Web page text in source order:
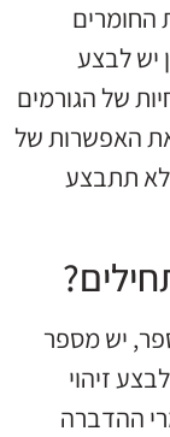
החומרים
יש לבצע
של הגורמים
האפשרות של
לא תתבצע
יש מספר
זיהוי
ההדברה